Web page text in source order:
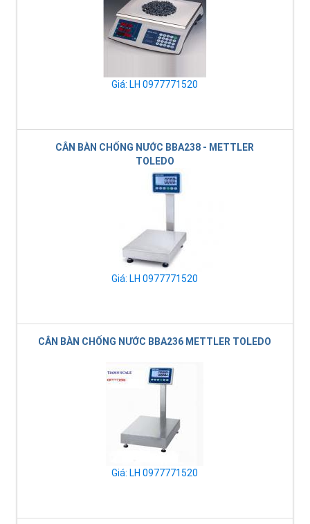
Giá: LH 0977771520
CÂN BÀN CHỐNG NƯỚC BBA238 - METTLER
TOLEDO
Giá: LH 0977771520
CÂN BÀN CHỐNG NƯỚC BBA236 METTLER TOLEDO
Giá: LH 0977771520